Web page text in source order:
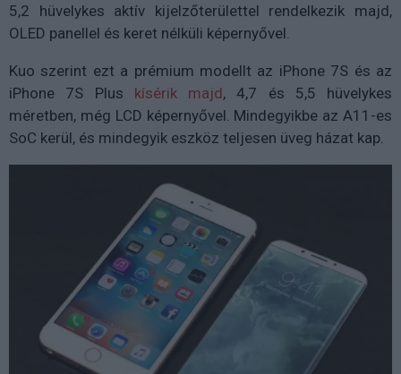
5,2 hüvelykes aktív kijelzőterülettel rendelkezik majd,
OLED panellel és keret nélküli képernyővel.
Kuo szerint ezt a prémium modellt az iPhone 7S és az
iPhone 7S Plus kísérik majd, 4,7 és 5,5 hüvelykes
méretben, még LCD képernyővel. Mindegyikbe az A11-es
SoC kerül, és mindegyik eszköz teljesen üveg házat kap.